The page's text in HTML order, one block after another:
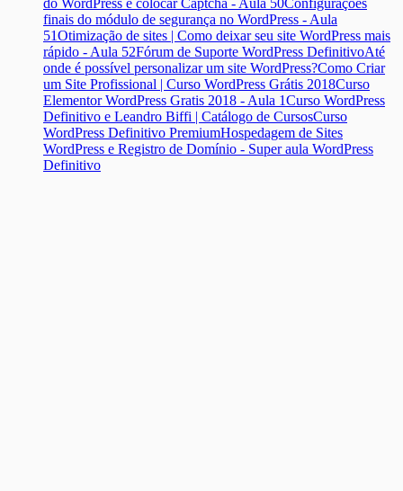
finais do módulo de segurança no WordPress - Aula
51Otimização de sites | Como deixar seu site WordPress mais
rápido - Aula 52Fórum de Suporte WordPress DefinitivoAté
onde é possível personalizar um site WordPress?Como Criar
um Site Profissional | Curso WordPress Grátis 2018Curso
Elementor WordPress Gratis 2018 - Aula 1Curso WordPress
Definitivo e Leandro Biffi | Catálogo de CursosCurso
WordPress Definitivo PremiumHospedagem de Sites
WordPress e Registro de Domínio - Super aula WordPress
Definitivo